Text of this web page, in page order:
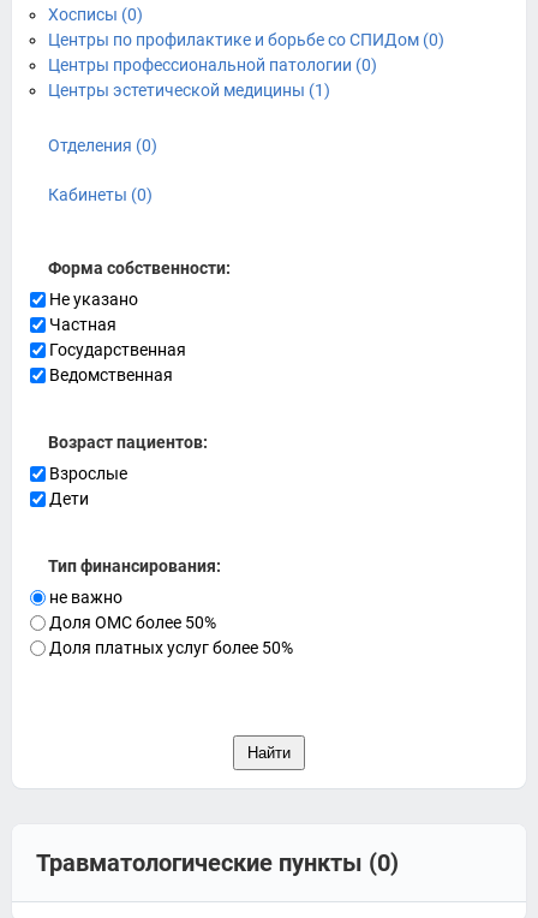
Хосписы (0)
Центры по профилактике и борьбе со СПИДом (0)
Центры профессиональной патологии (0)
Центры эстетической медицины (1)
Отделения (0)
Кабинеты (0)
Форма собственности:
Не указано
Частная
Государственная
Ведомственная
Возраст пациентов:
Взрослые
Дети
Тип финансирования:
не важно
Доля ОМС более 50%
Доля платных услуг более 50%
Травматологические пункты (0)